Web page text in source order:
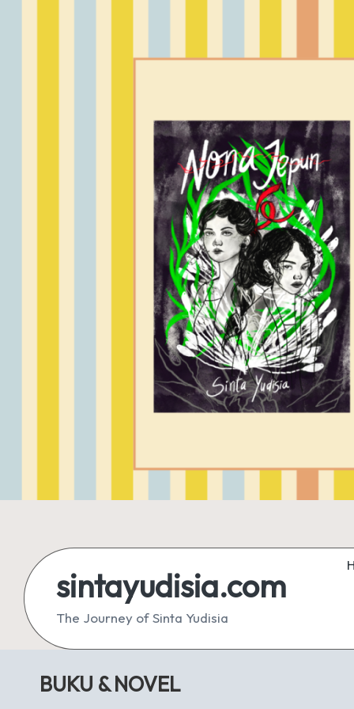
sintayudisia.com
The Journey of Sinta Yudisia
BUKU & NOVEL